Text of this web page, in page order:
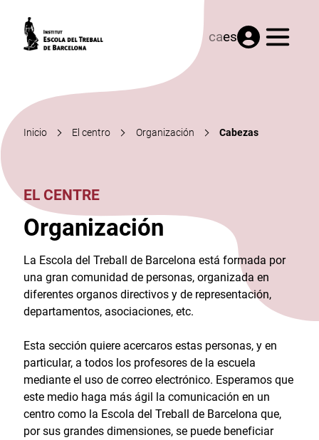
caes Menú
Inicio El centro Organización Cabezas
EL CENTRE
Organización
La Escola del Treball de Barcelona está formada por
una gran comunidad de personas, organizada en
diferentes organos directivos y de representación,
departamentos, asociaciones, etc.
Esta sección quiere acercaros estas personas, y en
particular, a todos los profesores de la escuela
mediante el uso de correo electrónico. Esperamos que
este medio haga más ágil la comunicación en un
centro como la Escola del Treball de Barcelona que,
por sus grandes dimensiones, se puede beneficiar